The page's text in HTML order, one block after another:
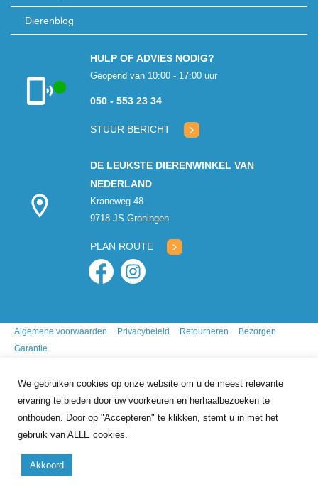
We gebruiken cookies op onze website om u de meest relevante
ervaring te bieden door uw voorkeuren en herhaalbezoeken te
onthouden. Door op "Accepteren" te klikken, stemt u in met het
gebruik van ALLE cookies.
Akkoord
Dierenblog
Klantenservice
HULP OF ADVIES NODIG?
Geopend van 10:00 - 17:00 uur
050 - 553 23 34
STUUR BERICHT
DE LEUKSTE DIERENWINKEL VAN
NEDERLAND
Kraneweg 48
9718 JS Groningen
PLAN ROUTE
Algemene voorwaarden Privacybeleid Retourneren
Bezorgen
Garantie
Copyright 2026 Mr. Animal